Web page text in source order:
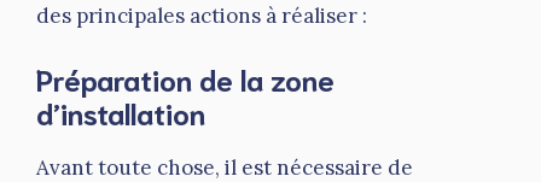
des principales actions à réaliser :
Préparation de la zone
d’installation
Avant toute chose, il est nécessaire de